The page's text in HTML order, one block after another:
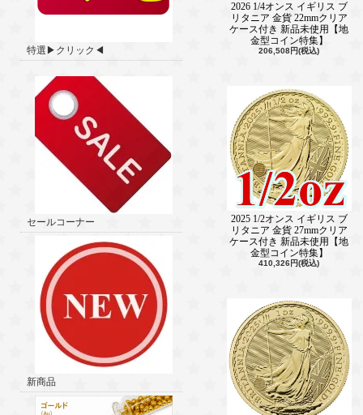
特選▶クリック◀
セールコーナー
新商品
2026 1/4オンス イギリス ブ
リタニア 金貨 22mmクリア
ケース付き 新品未使用【地
金型コイン特集】
206,508円(税込)
2025 1/2オンス イギリス ブ
リタニア 金貨 27mmクリア
ケース付き 新品未使用【地
金型コイン特集】
410,326円(税込)